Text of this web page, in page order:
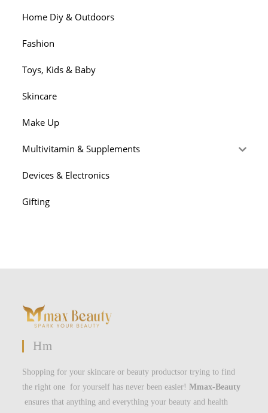
Home Diy & Outdoors
Fashion
Toys, Kids & Baby
Skincare
Make Up
Multivitamin & Supplements
Devices & Electronics
Gifting
Hm
Shopping for your skincare or beauty productsor trying to find
the right one for yourself has never been easier!Mmax-Beauty
ensures that anything and everything your beauty and health